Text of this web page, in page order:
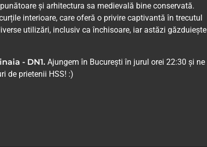
și arhitectura sa medievală bine conservată.
interioare, care oferă o privire captivantă în trecutul
utilizări, inclusiv ca închisoare, iar astăzi găzduiește
- DN1. Ajungem în București în jurul orei 22:30 și ne
de prietenii HSS! :)